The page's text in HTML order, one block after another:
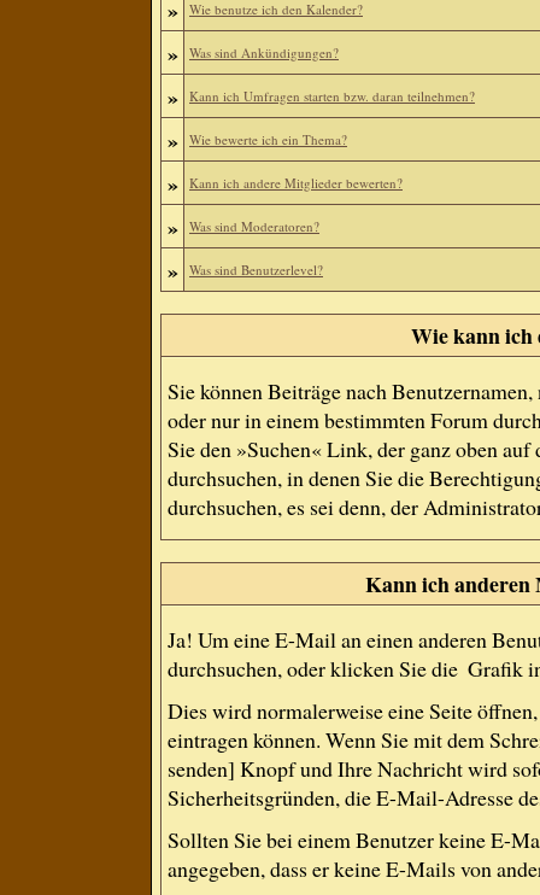
» Wie benutze ich den Kalender?
» Was sind Ankündigungen?
» Kann ich Umfragen starten bzw. daran teilnehmen?
» Wie bewerte ich ein Thema?
» Kann ich andere Mitglieder bewerten?
» Was sind Moderatoren?
» Was sind Benutzerlevel?
Wie kann ich
Sie können Beiträge nach
oder nur in einem bestimmten Forum
Sie den »Suchen« Link, der ganz oben
durchsuchen, in denen Sie die
durchsuchen, es sei denn, der
Kann ich
Ja! Um eine E-Mail an einen anderen
durchsuchen, oder klicken Sie die Grafik
Dies wird normalerweise eine Seite
eintragen können. Wenn Sie mit dem
senden] Knopf und Ihre Nachricht wird
Sicherheitsgründen, die E-Mail-Adresse
Sollten Sie bei einem Benutzer keine E-
angegeben, dass er keine E-Mails von